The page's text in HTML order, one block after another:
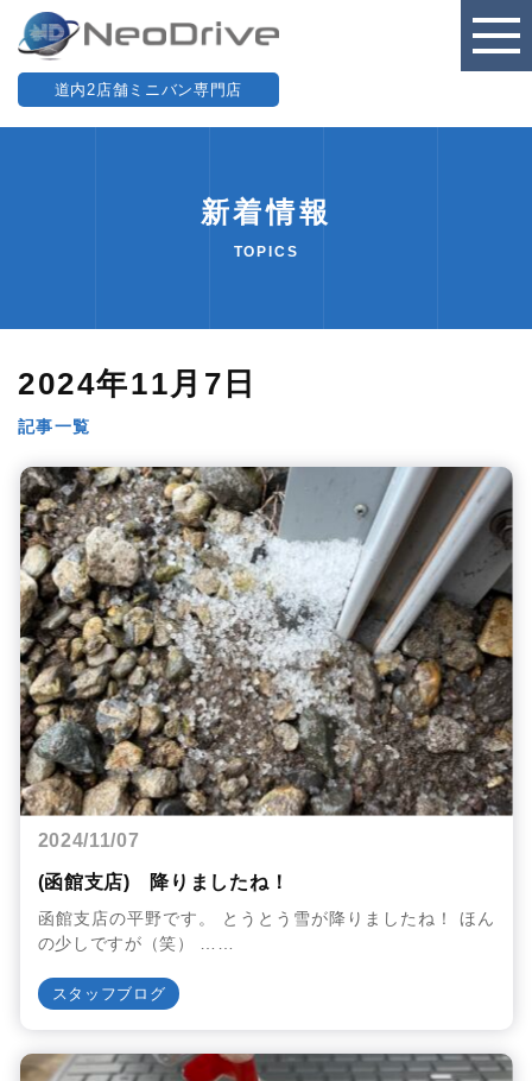
道内2店舗ミニバン専門店
新着情報
TOPICS
2024年11月7日
記事一覧
2024/11/07
(函館支店) 降りましたね！
函館支店の平野です。 とうとう雪が降りましたね！ ほん
の少しですが（笑） ……
スタッフブログ